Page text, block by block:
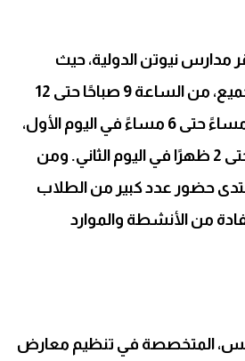
نيوتن الدولية، حيث
سيفتح أبوابه مجانًا للجميع، من الساعة 9 صباحًا حتى 12
ظهرًا، ومن الساعة 3 مساءً حتى 6 مساءً في اليوم الأول،
ومن الساعة 9 صباحًا حتى 2 ظهرًا في اليوم الثاني. ومن
حضور عدد كبير من الطلاب
من الأنشطة والموارد
المتخصصة في تنظيم معارض